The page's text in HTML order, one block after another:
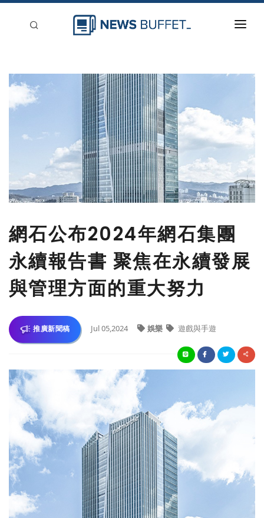
新聞稿分類
網石公布2024年網石集團
永續報告書 聚焦在永續發展
與管理方面的重大努力
推廣新聞稿 Jul 05,2024 娛樂 遊戲與手遊